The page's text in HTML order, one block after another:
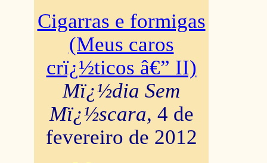
Cigarras e formigas
(Meus caros
crï¿½ticos â€” II)
Mï¿½dia Sem
Mï¿½scara, 4 de
fevereiro de 2012